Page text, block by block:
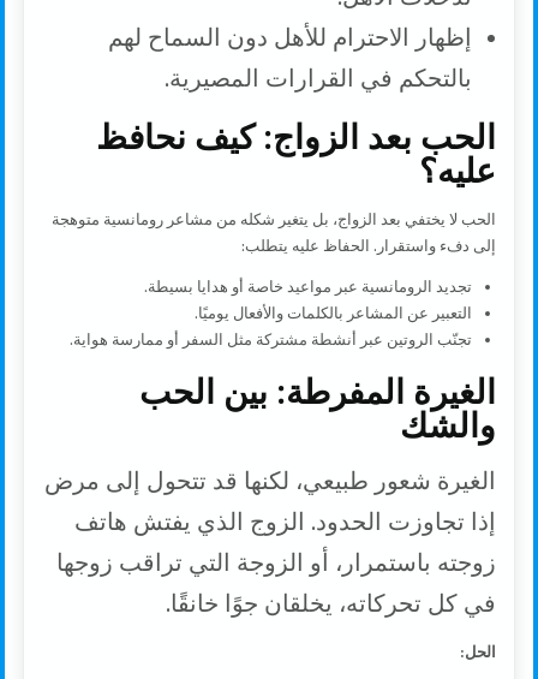
إظهار الاحترام للأهل دون السماح لهم
بالتحكم في القرارات المصيرية.
الحب بعد الزواج: كيف نحافظ
عليه؟
الحب لا يختفي بعد الزواج، بل يتغير شكله من مشاعر رومانسية متوهجة
إلى دفء واستقرار. الحفاظ عليه يتطلب:
تجديد الرومانسية عبر مواعيد خاصة أو هدايا بسيطة.
التعبير عن المشاعر بالكلمات والأفعال يوميًا.
تجنّب الروتين عبر أنشطة مشتركة مثل السفر أو ممارسة هواية.
الغيرة المفرطة: بين الحب
والشك
الغيرة شعور طبيعي، لكنها قد تتحول إلى مرض
إذا تجاوزت الحدود. الزوج الذي يفتش هاتف
زوجته باستمرار، أو الزوجة التي تراقب زوجها
في كل تحركاته، يخلقان جوًا خانقًا.
الحل: